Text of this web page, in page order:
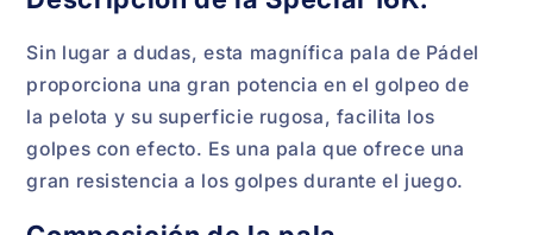
Sin lugar a dudas, esta magnífica pala de Pádel
proporciona una gran potencia en el golpeo de
la pelota y su superficie rugosa, facilita los
golpes con efecto. Es una pala que ofrece una
gran resistencia a los golpes durante el juego.